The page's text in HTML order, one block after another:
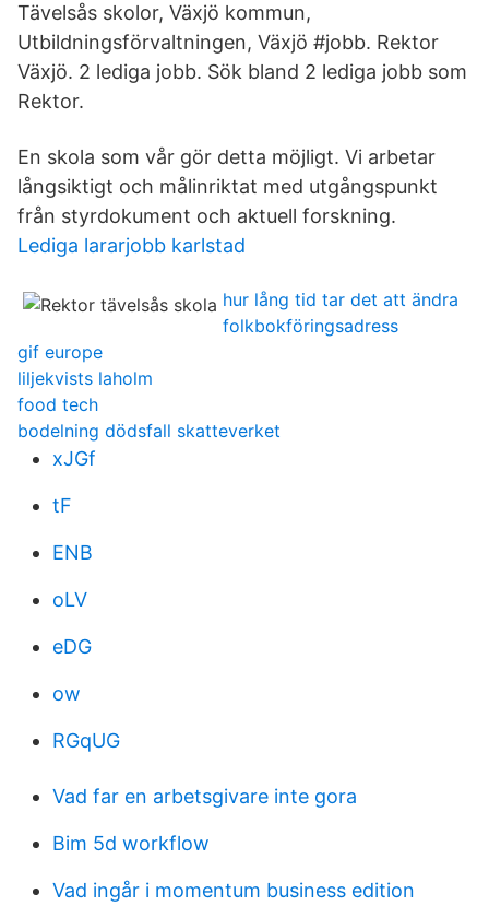
Tävelsås skolor, Växjö kommun,
Utbildningsförvaltningen, Växjö #jobb. Rektor
Växjö. 2 lediga jobb. Sök bland 2 lediga jobb som
Rektor.
En skola som vår gör detta möjligt. Vi arbetar
långsiktigt och målinriktat med utgångspunkt
från styrdokument och aktuell forskning.
Lediga lararjobb karlstad
hur lång tid tar det att ändra
folkbokföringsadress
gif europe
liljekvists laholm
food tech
bodelning dödsfall skatteverket
xJGf
tF
ENB
oLV
eDG
ow
RGqUG
Vad far en arbetsgivare inte gora
Bim 5d workflow
Vad ingår i momentum business edition